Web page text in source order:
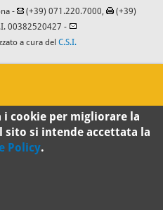
- (+39) 071.220.7000,
(+39)
00382520427 -
a cura del C.S.I.
cookie per migliorare la
sito si intende accettata la
Policy.